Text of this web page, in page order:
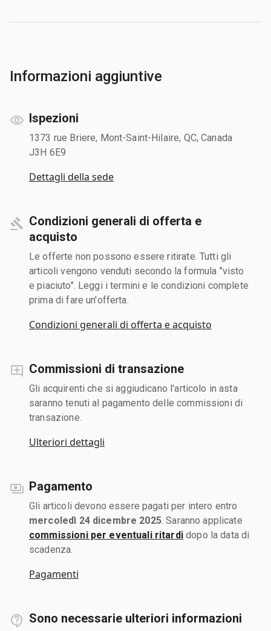
Informazioni aggiuntive
Ispezioni
1373 rue Briere, Mont-Saint-Hilaire, QC, Canada
J3H 6E9
Dettagli della sede
Condizioni generali di offerta e
acquisto
Le offerte non possono essere ritirate. Tutti gli
articoli vengono venduti secondo la formula "visto
e piaciuto". Leggi i termini e le condizioni complete
prima di fare un'offerta.
Condizioni generali di offerta e acquisto
Commissioni di transazione
Gli acquirenti che si aggiudicano l'articolo in asta
saranno tenuti al pagamento delle commissioni di
transazione.
Ulteriori dettagli
Pagamento
Gli articoli devono essere pagati per intero entro
mercoledì 24 dicembre 2025. Saranno applicate
commissioni per eventuali ritardidopo la data di
scadenza.
Pagamenti
Sono necessarie ulteriori informazioni